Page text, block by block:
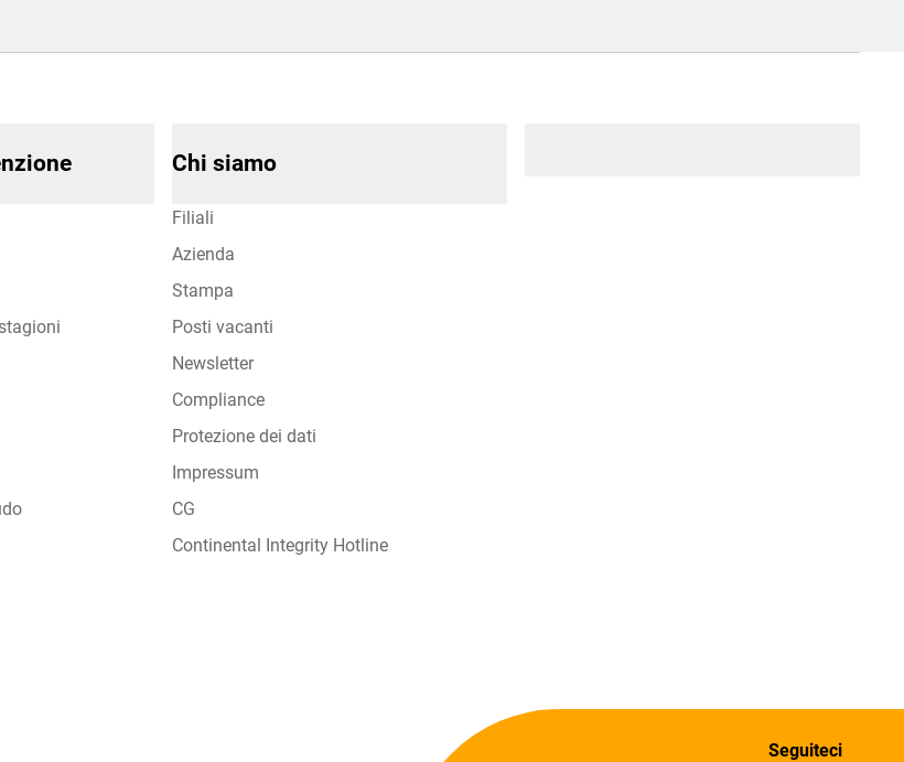
Chi siamo
Filiali
Azienda
Stampa
Posti vacanti
Newsletter
Compliance
Protezione dei dati
Impressum
CG
Continental Integrity Hotline
Seguiteci